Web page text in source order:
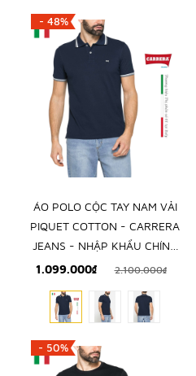
- 48%
ÁO POLO CỘC TAY NAM VẢI
PIQUET COTTON - CARRERA
JEANS - NHẬP KHẨU CHÍNH
NGẠCH TỪ ITALIA
1.099.000₫ 2.100.000₫
- 50%